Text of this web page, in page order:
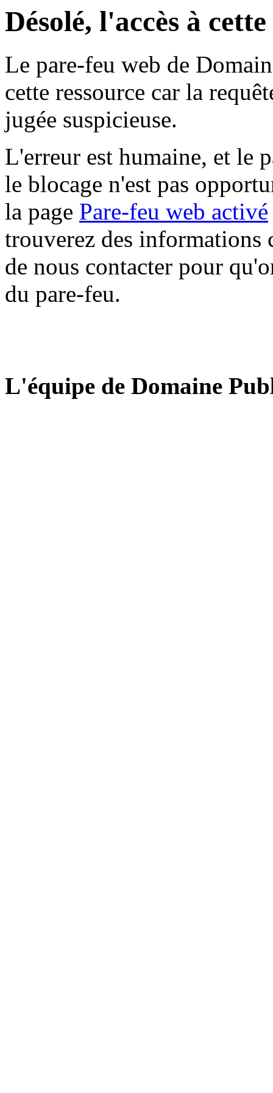
Désolé, l'accès à
Le pare-feu web de
cette ressource car la
jugée suspicieuse.
L'erreur est humaine, et le
le blocage n'est pas
la page Pare-feu web activé
trouverez des informations
de nous contacter pour
du pare-feu.
L'équipe de Domaine